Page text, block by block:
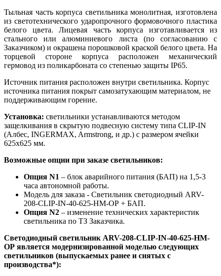
Тыльная часть корпуса светильника монолитная, изготовлена
из светотехнического ударопрочного формовочного пластика
белого цвета. Лицевая часть корпуса изготавливается из
стального или алюминиевого листа (по согласованию с
Заказчиком) и окрашена порошковой краской белого цвета. На
торцевой стороне корпуса расположен механический
гермовод из поликарбоната со степенью защиты IP65.
Источник питания расположен внутри светильника. Корпус
источника питания покрыт самозатухающим материалом, не
поддерживающим горение.
Установка: светильники устанавливаются методом
защелкивания в скрытую подвесную систему типа CLIP-IN
(Албес, INGERMAX, Armstrong, и др.) с размером ячейки
625х625 мм.
Возможные опции при заказе светильников:
Опция N1 – блок аварийного питания (БАП) на 1,5-3
часа автономной работы.
Модель для заказа - Светильник светодиодный ARV-
208-CLIP-IN-40-625-HM-OP + БАП.
Опция N2 – изменение технических характеристик
светильника по ТЗ Заказчика.
Светодиодный светильник ARV-208-CLIP-IN-40-625-НM-
OP является модернизированной моделью следующих
светильников (выпускаемых ранее и снятых с
производства*):